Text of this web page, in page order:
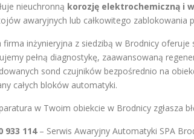
nieuchronną korozję elektrochemiczną i
awaryjnych lub całkowitego zablokowania
firma inżynieryjna z siedzibą w Brodnicy
pełną diagnostykę, zaawansowaną
sond czujników bezpośrednio na
całych bloków automatyki.
w Twoim obiekcie w Brodnicy zgłasza
933 114– Serwis Awaryjny Automatyki SPA